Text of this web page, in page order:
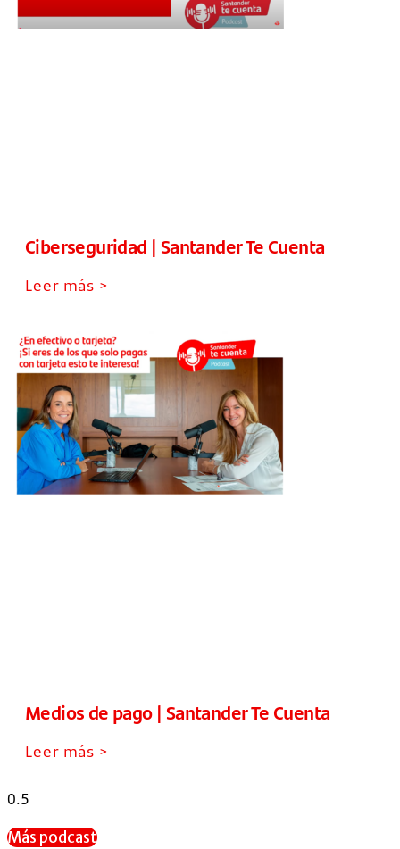
Ciberseguridad | Santander Te Cuenta
Leer más >
Medios de pago | Santander Te Cuenta
Leer más >
Más podcast